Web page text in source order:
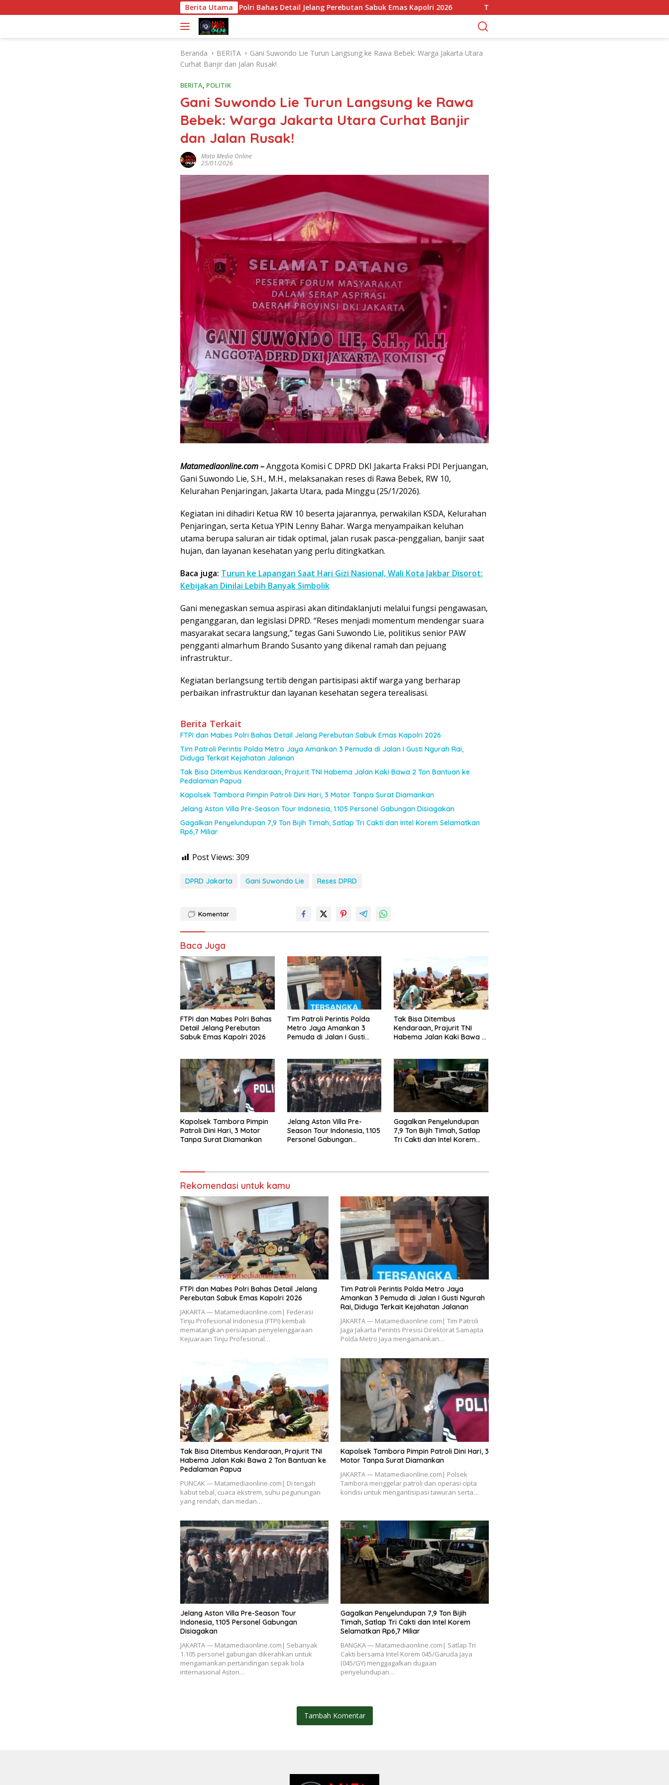
a
Berita Utama
FTPI dan Mabes Polri Bahas Detail Jelang Perebutan Sabuk Emas Kapolri 2026 Tim Patroli Perintis Polda Metro Jaya Amankan 3 Pemuda di Jalan I
Beranda BERITA
Gani Suwondo Lie Turun Langsung ke Rawa Bebek: Warga Jakarta Utara
Curhat Banjir dan Jalan Rusak!
BERITA, POLITIK
Gani Suwondo Lie Turun Langsung ke Rawa
Bebek: Warga Jakarta Utara Curhat Banjir
dan Jalan Rusak!
Mata Media Online
25/01/2026
Matamediaonline.com –Anggota Komisi C DPRD DKI Jakarta Fraksi PDI Perjuangan,
Gani Suwondo Lie, S.H., M.H., melaksanakan reses di Rawa Bebek, RW 10,
Kelurahan Penjaringan, Jakarta Utara, pada Minggu (25/1/2026).
Kegiatan ini dihadiri Ketua RW 10 beserta jajarannya, perwakilan KSDA, Kelurahan
Penjaringan, serta Ketua YPIN Lenny Bahar. Warga menyampaikan keluhan
utama berupa saluran air tidak optimal, jalan rusak pasca-penggalian, banjir saat
hujan, dan layanan kesehatan yang perlu ditingkatkan.
Baca juga: Turun ke Lapangan Saat Hari Gizi Nasional, Wali Kota Jakbar Disorot:
Kebijakan Dinilai Lebih Banyak Simbolik
Gani menegaskan semua aspirasi akan ditindaklanjuti melalui fungsi pengawasan,
penganggaran, dan legislasi DPRD. “Reses menjadi momentum mendengar suara
masyarakat secara langsung,” tegas Gani Suwondo Lie, politikus senior PAW
pengganti almarhum Brando Susanto yang dikenal ramah dan pejuang
infrastruktur..
Kegiatan berlangsung tertib dengan partisipasi aktif warga yang berharap
perbaikan infrastruktur dan layanan kesehatan segera terealisasi.
Berita Terkait
FTPI dan Mabes Polri Bahas Detail Jelang Perebutan Sabuk Emas Kapolri 2026
Tim Patroli Perintis Polda Metro Jaya Amankan 3 Pemuda di Jalan I Gusti Ngurah Rai,
Diduga Terkait Kejahatan Jalanan
Tak Bisa Ditembus Kendaraan, Prajurit TNI Habema Jalan Kaki Bawa 2 Ton Bantuan ke
Pedalaman Papua
Kapolsek Tambora Pimpin Patroli Dini Hari, 3 Motor Tanpa Surat Diamankan
Jelang Aston Villa Pre-Season Tour Indonesia, 1.105 Personel Gabungan Disiagakan
Gagalkan Penyelundupan 7,9 Ton Bijih Timah, Satlap Tri Cakti dan Intel Korem Selamatkan
Rp6,7 Miliar
Post Views: 309
DPRD Jakarta Gani Suwondo Lie Reses DPRD
Komentar
Baca Juga
FTPI dan Mabes Polri Bahas
Detail Jelang Perebutan
Sabuk Emas Kapolri 2026
Tim Patroli Perintis Polda
Metro Jaya Amankan 3
Pemuda di Jalan I Gusti
Tak Bisa Ditembus
Kendaraan, Prajurit TNI
Habema Jalan Kaki Bawa 2
Kapolsek Tambora Pimpin
Patroli Dini Hari, 3 Motor
Tanpa Surat Diamankan
Jelang Aston Villa Pre-
Season Tour Indonesia, 1.105
Personel Gabungan
Gagalkan Penyelundupan
7,9 Ton Bijih Timah, Satlap
Tri Cakti dan Intel Korem
Rekomendasi untuk kamu
FTPI dan Mabes Polri Bahas Detail Jelang
Perebutan Sabuk Emas Kapolri 2026
JAKARTA — Matamediaonline.com| Federasi
Tinju Profesional Indonesia (FTPI) kembali
mematangkan persiapan penyelenggaraan
Kejuaraan Tinju Profesional…
Tim Patroli Perintis Polda Metro Jaya
Amankan 3 Pemuda di Jalan I Gusti Ngurah
Rai, Diduga Terkait Kejahatan Jalanan
JAKARTA — Matamediaonline.com| Tim Patroli
Jaga Jakarta Perintis Presisi Direktorat Samapta
Polda Metro Jaya mengamankan…
Tak Bisa Ditembus Kendaraan, Prajurit TNI
Habema Jalan Kaki Bawa 2 Ton Bantuan ke
Pedalaman Papua
PUNCAK — Matamediaonline.com| Di tengah
kabut tebal, cuaca ekstrem, suhu pegunungan
yang rendah, dan medan…
Kapolsek Tambora Pimpin Patroli Dini Hari, 3
Motor Tanpa Surat Diamankan
JAKARTA — Matamediaonline.com| Polsek
Tambora menggelar patroli dan operasi cipta
kondisi untuk mengantisipasi tawuran serta…
Jelang Aston Villa Pre-Season Tour
Indonesia, 1.105 Personel Gabungan
Disiagakan
JAKARTA — Matamediaonline.com| Sebanyak
1.105 personel gabungan dikerahkan untuk
mengamankan pertandingan sepak bola
internasional Aston…
Gagalkan Penyelundupan 7,9 Ton Bijih
Timah, Satlap Tri Cakti dan Intel Korem
Selamatkan Rp6,7 Miliar
BANGKA — Matamediaonline.com| Satlap Tri
Cakti bersama Intel Korem 045/Garuda Jaya
(045/GY) menggagalkan dugaan
penyelundupan…
Tambah Komentar